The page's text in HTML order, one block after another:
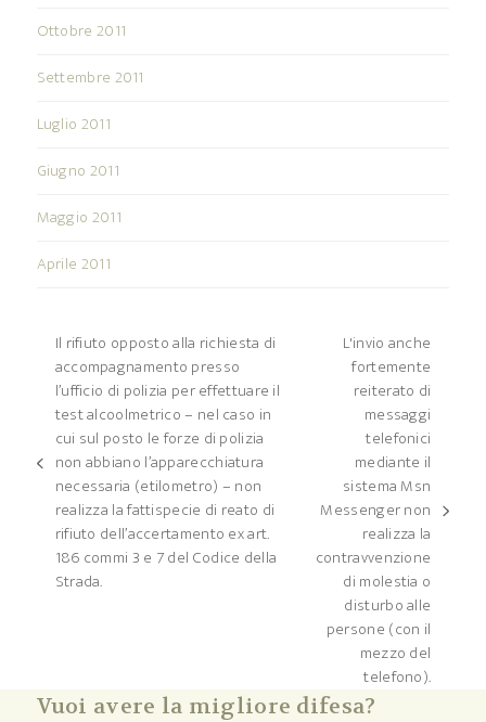
Ottobre 2011
Settembre 2011
Luglio 2011
Giugno 2011
Maggio 2011
Aprile 2011
post
precedente:
Il rifiuto opposto alla richiesta di
accompagnamento presso
l’ufficio di polizia per effettuare il
test alcoolmetrico – nel caso in
cui sul posto le forze di polizia
non abbiano l’apparecchiatura
necessaria (etilometro) – non
realizza la fattispecie di reato di
rifiuto dell’accertamento ex art.
186 commi 3 e 7 del Codice della
Strada.
articolo
successivo:
L'invio anche
fortemente
reiterato di
messaggi
telefonici
mediante il
sistema Msn
Messenger non
realizza la
contravvenzione
di molestia o
disturbo alle
persone (con il
mezzo del
telefono).
Vuoi avere la migliore difesa?